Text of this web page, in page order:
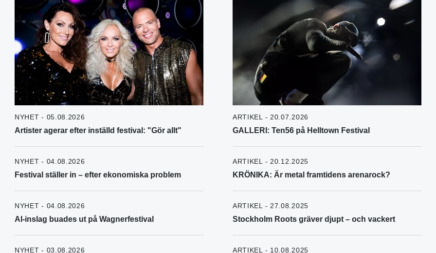
NYHET - 05.08.2026
Artister agerar efter inställd festival: "Gör allt"
NYHET - 04.08.2026
Festival ställer in – efter ekonomiska problem
NYHET - 04.08.2026
AI-inslag buades ut på Wagnerfestival
NYHET - 03.08.2026
ARTIKEL - 20.07.2026
GALLERI: Ten56 på Helltown Festival
ARTIKEL - 20.12.2025
KRÖNIKA: Är metal framtidens arenarock?
ARTIKEL - 27.08.2025
Stockholm Roots gräver djupt – och vackert
ARTIKEL - 10.08.2025